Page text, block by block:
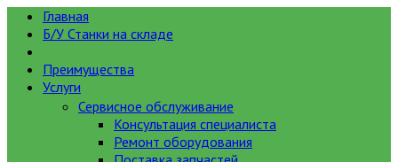
Главная
Б/У Станки на складе
Преимущества
Услуги
Сервисное обслуживание
Консультация специалиста
Ремонт оборудования